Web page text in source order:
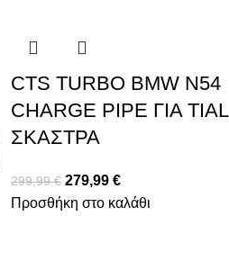
CTS TURBO BMW N54
CHARGE PIPE ΓΙΑ TIAL
ΣΚΑΣΤΡΑ
299,99€ 279,99 €
Προσθήκη στο καλάθι